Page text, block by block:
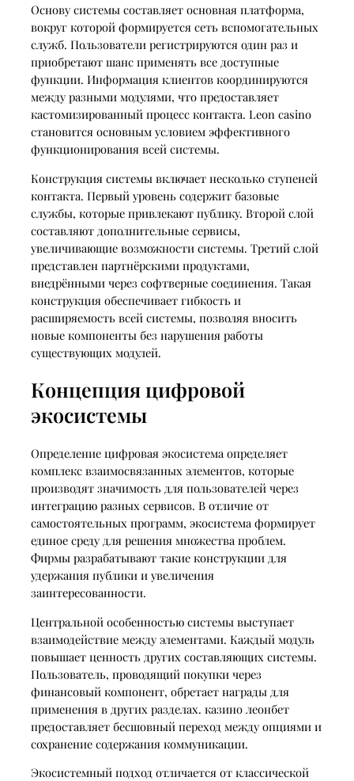
Основу системы составляет основная платформа,
вокруг которой формируется сеть вспомогательных
служб. Пользователи регистрируются один раз и
приобретают шанс применять все доступные
функции. Информация клиентов координируются
между разными модулями, что предоставляет
кастомизированный процесс контакта. Leon casino
становится основным условием эффективного
функционирования всей системы.
Конструкция системы включает несколько ступеней
контакта. Первый уровень содержит базовые
службы, которые привлекают публику. Второй слой
составляют дополнительные сервисы,
увеличивающие возможности системы. Третий слой
представлен партнёрскими продуктами,
внедрёнными через софтверные соединения. Такая
конструкция обеспечивает гибкость и
расширяемость всей системы, позволяя вносить
новые компоненты без нарушения работы
существующих модулей.
Концепция цифровой
экосистемы
Определение цифровая экосистема определяет
комплекс взаимосвязанных элементов, которые
производят значимость для пользователей через
интеграцию разных сервисов. В отличие от
самостоятельных программ, экосистема формирует
единое среду для решения множества проблем.
Фирмы разрабатывают такие конструкции для
удержания публики и увеличения
заинтересованности.
Центральной особенностью системы выступает
взаимодействие между элементами. Каждый модуль
повышает ценность других составляющих системы.
Пользователь, проводящий покупки через
финансовый компонент, обретает награды для
применения в других разделах. казино леонбет
предоставляет бесшовный переход между опциями и
сохранение содержания коммуникации.
Экосистемный подход отличается от классической